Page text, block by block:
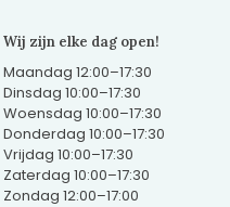
Wij zijn elke dag open!
Maandag 12:00–17:30
Dinsdag 10:00–17:30
Woensdag 10:00–17:30
Donderdag 10:00–17:30
Vrijdag 10:00–17:30
Zaterdag 10:00–17:30
Zondag 12:00–17:00